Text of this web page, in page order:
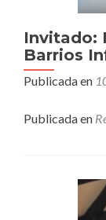
Invitado:
Barrios
Publicada en
Publicada en